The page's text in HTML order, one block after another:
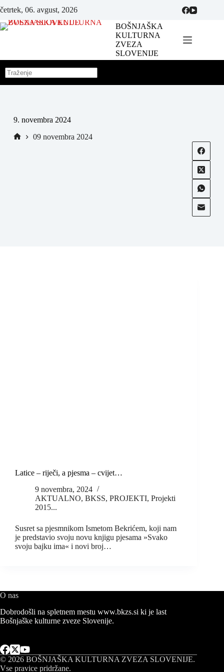
četrtek, 06. avgust, 2026
BOŠNJAŠKA
KULTURNA
ZVEZA
SLOVENIJE
9. novembra 2024
09 novembra 2024
Latice – riječi, a pjesma – cvijet…
9 novembra, 2024
AKTUALNO, BKSS, PROJEKTI, Projekti
2015...
Susret sa pjesmnikom Ismetom Bekrićem, koji nam
je predstavio svoju novu knjigu pjesama »Svako
svoju bajku ima« i novi broj…
O nas
Dobrodošli na spletnem mestu www.bkzs.si ki je last
Bošnjaške kulturne zveze Slovenije.
© 2026 BOŠNJAŠKA KULTURNA ZVEZA SLOVENIJE.
Vse pravice pridržane.